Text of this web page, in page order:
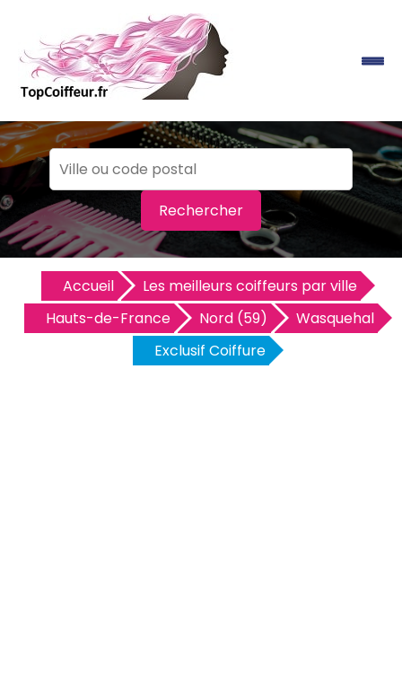
Rechercher
Accueil
Les meilleurs coiffeurs par ville
Hauts-de-France
Nord (59)
Wasquehal
Exclusif Coiffure